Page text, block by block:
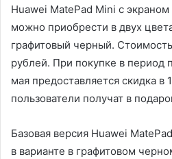
Huawei MatePad Mini с
можно приобрести в двух
графитовый черный.
рублей. При покупке в период
мая предоставляется скидка в
пользователи получат в
Базовая версия Huawei
в варианте в графитовом